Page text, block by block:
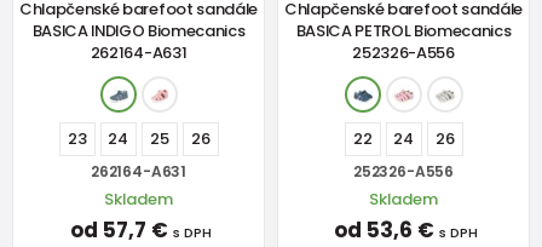
Chlapčenské barefoot sandále
BASICA INDIGO Biomecanics
262164-A631
23 24 25 26
262164-A631
Skladem
od 57,7 € s DPH
Chlapčenské barefoot sandále
BASICA PETROL Biomecanics
252326-A556
22 24 26
252326-A556
Skladem
od 53,6 € s DPH